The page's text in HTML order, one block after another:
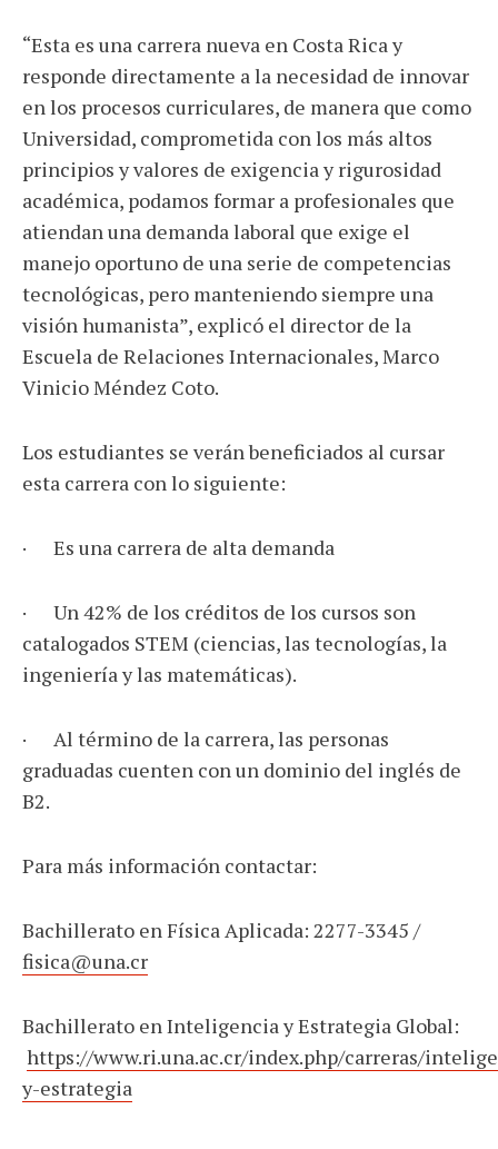
“Esta es una carrera nueva en Costa Rica y
responde directamente a la necesidad de innovar
en los procesos curriculares, de manera que como
Universidad, comprometida con los más altos
principios y valores de exigencia y rigurosidad
académica, podamos formar a profesionales que
atiendan una demanda laboral que exige el
manejo oportuno de una serie de competencias
tecnológicas, pero manteniendo siempre una
visión humanista”, explicó el director de la
Escuela de Relaciones Internacionales, Marco
Vinicio Méndez Coto.
Los estudiantes se verán beneficiados al cursar
esta carrera con lo siguiente:
· Es una carrera de alta demanda
· Un 42% de los créditos de los cursos son
catalogados STEM (ciencias, las tecnologías, la
ingeniería y las matemáticas).
· Al término de la carrera, las personas
graduadas cuenten con un dominio del inglés de
B2.
Para más información contactar:
Bachillerato en Física Aplicada: 2277-3345 /
fisica@una.cr
Bachillerato en Inteligencia y Estrategia Global:
https://www.ri.una.ac.cr/index.php/carreras/
y-estrategia